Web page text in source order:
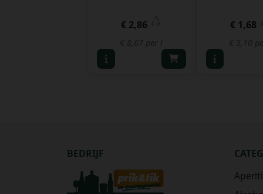
€ 2,86
€ 8,67 per l
€ 1,68
€ 5,10
BEDRIJF